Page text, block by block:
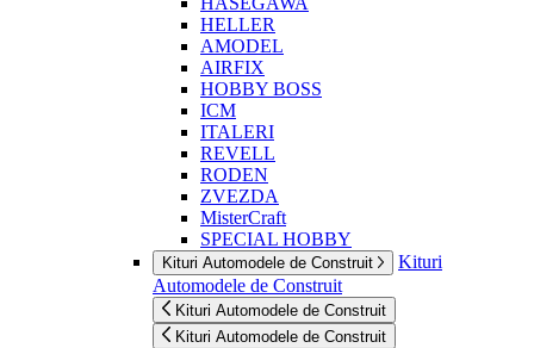
HELLER
AMODEL
AIRFIX
HOBBY BOSS
ICM
ITALERI
REVELL
RODEN
ZVEZDA
MisterCraft
SPECIAL HOBBY
Kituri Automodele de Construit
Kituri
Automodele de Construit
Kituri Automodele de Construit
Kituri Automodele de Construit